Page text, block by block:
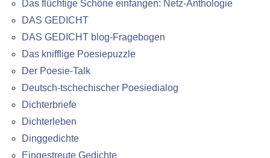
Das flüchtige Schöne einfangen: Netz-Anthologie
DAS GEDICHT
DAS GEDICHT blog-Fragebogen
Das knifflige Poesiepuzzle
Der Poesie-Talk
Deutsch-tschechischer Poesiedialog
Dichterbriefe
Dichterleben
Dinggedichte
Eingestreute Gedichte